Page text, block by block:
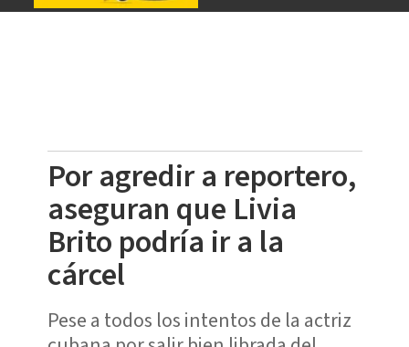
Por agredir a reportero,
aseguran que Livia
Brito podría ir a la
cárcel
Pese a todos los intentos de la actriz